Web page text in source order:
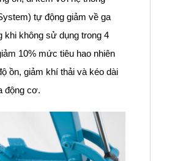
tự động giảm về ga
khi không sử dụng trong 4
10% mức tiêu hao nhiên
ồn, giảm khí thải và kéo dài
động cơ.